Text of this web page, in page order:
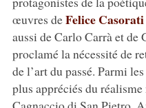
œuvres deFelice Casorati
aussi de Carlo Carrà et
proclamé la nécessité de
de l’art du passé. Parmi
plus appréciés du